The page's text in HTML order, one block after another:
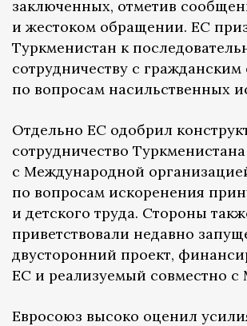
заключенных, отметив
и жестоком обращении. ЕС
Туркменистан к
сотрудничеству с
по вопросам насильственных
Отдельно ЕС одобрил
сотрудничество Туркменистана
с Международной
по вопросам искоренения
и детского труда. Стороны
приветствовали недавно
двусторонний проект,
ЕС и реализуемый совместно
Евросоюз высоко оценил